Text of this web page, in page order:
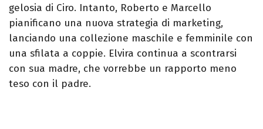
gelosia di Ciro. Intanto, Roberto e Marcello
pianificano una nuova strategia di marketing,
lanciando una collezione maschile e femminile con
una sfilata a coppie. Elvira continua a scontrarsi
con sua madre, che vorrebbe un rapporto meno
teso con il padre.